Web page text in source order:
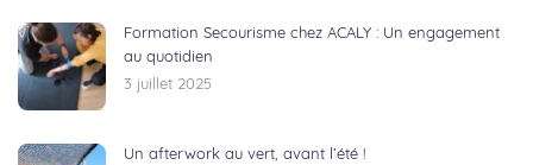
Formation Secourisme chez ACALY : Un engagement
au quotidien
3 juillet 2025
Un afterwork au vert, avant l’été !